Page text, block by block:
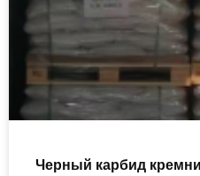
Черный карбид